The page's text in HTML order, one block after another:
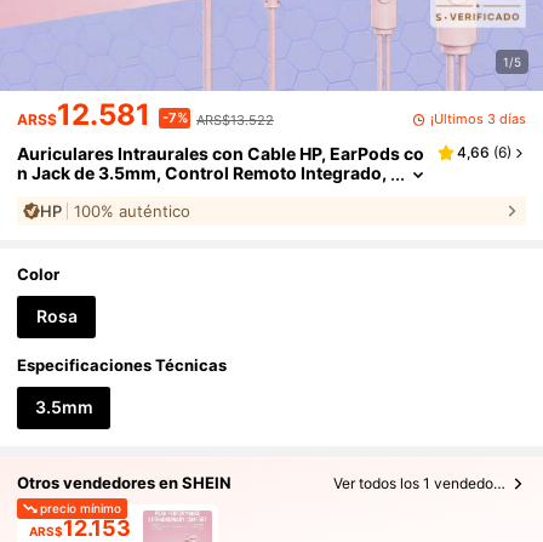
1/5
ARS$12.581 -7% ARS$13.522 ¡Últimos 3 días
Auriculares Intraurales con Cable HP, EarPods co
n Jack de 3.5mm, Control Remoto Integrado,
olumen, Compatible con Teléfonos y Computado
4,66 (6)
HP 100% auténtico
Color
Rosa
Especificaciones Técnicas
3.5mm
Otros vendedores en SHEIN Ver todos los 1 vendedores
precio mínimo
ARS$12.153